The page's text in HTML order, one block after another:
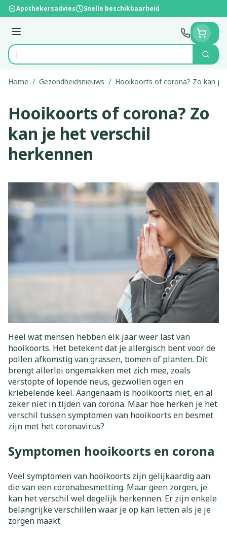
Ga naar de inhoud
Apothekersadvies Snelle beschikbaarheid
Menu
Product, merk, categorie...
Zoek
Home / Gezondheidsnieuws / Hooikoorts of corona? Zo kan je
Hooikoorts of corona? Zo
kan je het verschil
herkennen
Heel wat mensen hebben elk jaar weer last van
hooikoorts. Het betekent dat je allergisch bent voor de
pollen afkomstig van grassen, bomen of planten. Dit
brengt allerlei ongemakken met zich mee, zoals
verstopte of lopende neus, gezwollen ogen en
kriebelende keel. Aangenaam is hooikoorts niet, en al
zeker niet in tijden van corona. Maar hoe herken je het
verschil tussen symptomen van hooikoorts en besmet
zijn met het coronavirus?
Symptomen hooikoorts en corona
Veel symptomen van hooikoorts zijn gelijkaardig aan
die van een coronabesmetting. Maar geen zorgen, je
kan het verschil wel degelijk herkennen. Er zijn enkele
belangrijke verschillen waar je op kan letten als je je
zorgen maakt.